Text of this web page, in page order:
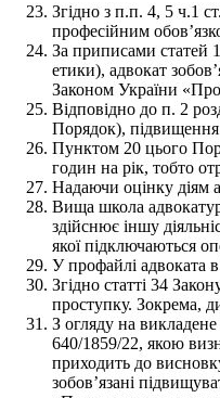
Згідно з п.п. 4, 5 ч.1
професійним
За приписами статей
етики), адвокат
Законом України «Про
Відповідно до п. 2
Порядок), підвищення
Пунктом 20 цього
годин на рік, тобто
Надаючи оцінку діям
Вища школа
здійснює іншу
якої підключаються
У профайлі адвоката
Згідно статті 34
проступку. Зокрема,
З огляду на
640/1859/22, якою
приходить до
зобов’язані